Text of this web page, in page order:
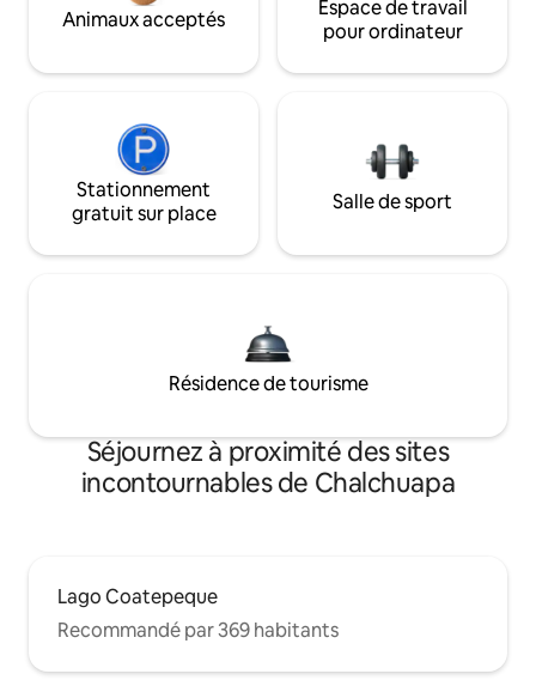
Animaux acceptés
Espace de travail
pour ordinateur
Stationnement
gratuit sur place
Salle de sport
Résidence de tourisme
Séjournez à proximité des sites
incontournables de Chalchuapa
Lago Coatepeque
Recommandé par 369 habitants